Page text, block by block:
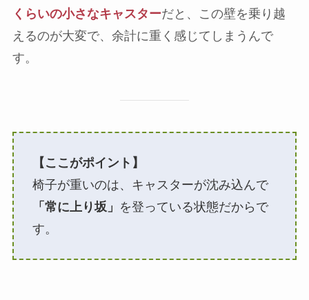
くらいの小さなキャスターだと、この壁を乗り越
えるのが大変で、余計に重く感じてしまうんで
す。
【ここがポイント】
椅子が重いのは、キャスターが沈み込んで
「常に上り坂」 を登っている状態だからで
す。